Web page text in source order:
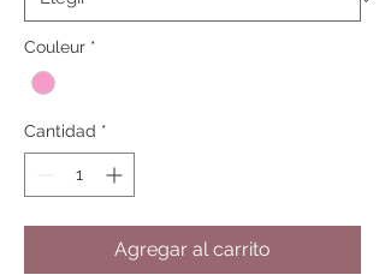
Couleur *
Cantidad *
Agregar al carrito